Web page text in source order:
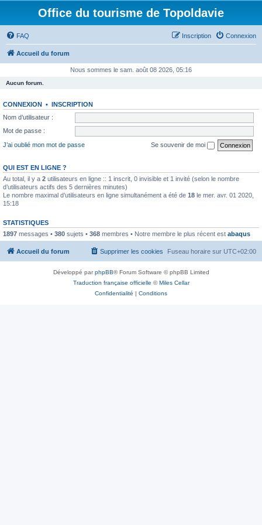
Office du tourisme de Topoldavie
FAQ Connexion
Inscription
Accueil du forum
Nous sommes le sam. août 08 2026, 05:16
Aucun forum.
CONNEXION • INSCRIPTION
Nom d’utilisateur :
Mot de passe :
J’ai oublié mon mot de passe
Se souvenir de moi
QUI EST EN LIGNE ?
Au total, il y a 2 utilisateurs en ligne :: 1 inscrit, 0 invisible et 1 invité (selon le nombre
d’utilisateurs actifs des 5 dernières minutes)
Le nombre maximal d’utilisateurs en ligne simultanément a été de 18 le mer. avr. 01 2020,
15:18
STATISTIQUES
1897 messages • 380 sujets • 368 membres • Notre membre le plus récent est abaqus
Accueil du forum Fuseau horaire sur UTC+02:00
Supprimer les cookies
Développé parphpBB® Forum Software © phpBB Limited
Traduction française officielle ©Miles Cellar
Confidentialité | Conditions